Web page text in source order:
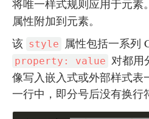
将唯一样式规则应用于元素
属性附加到元素。
该 style 属性包括一系列
property: value 对都用
像写入嵌入式或外部样式表
一行中，即分号后没有换行